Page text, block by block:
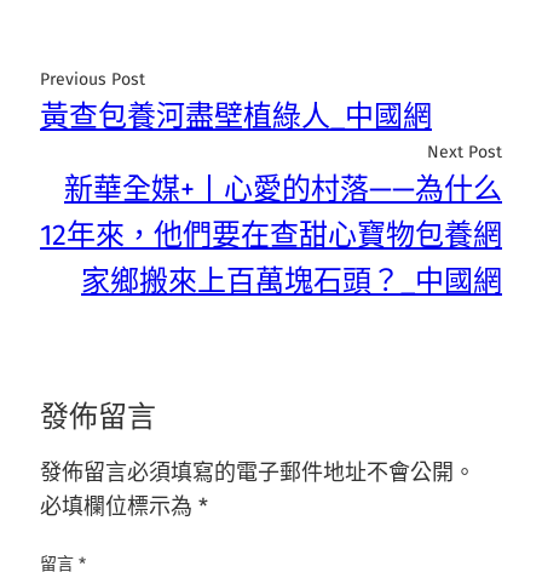
Previous Post
黃查包養河盡壁植綠人_中國網
Next Post
新華全媒+丨心愛的村落——為什么
12年來，他們要在查甜心寶物包養網
家鄉搬來上百萬塊石頭？_中國網
發佈留言
發佈留言必須填寫的電子郵件地址不會公開。
必填欄位標示為 *
留言 *